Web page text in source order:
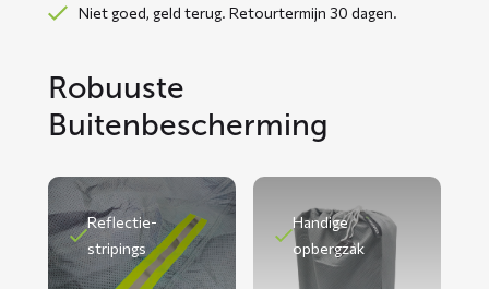
Niet goed, geld terug. Retourtermijn 30 dagen.
Robuuste
Buitenbescherming
Reflectie-
stripings
Handige
opbergzak